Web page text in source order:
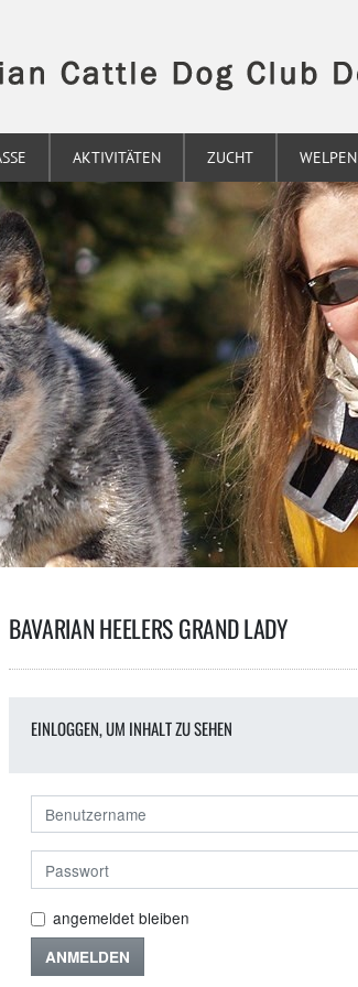
AKTIVITÄTEN ZUCHT WELPEN
BAVARIAN HEELERS GRAND LADY
EINLOGGEN, UM INHALT ZU SEHEN
angemeldet bleiben
ANMELDEN